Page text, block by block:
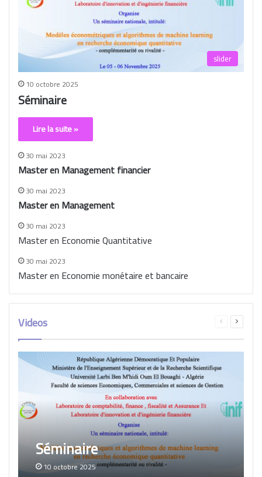
slider
10 octobre 2025
Séminaire
Lire la suite »
30 mai 2023
Master en Management financier
30 mai 2023
Master en Management
30 mai 2023
Master en Economie Quantitative
30 mai 2023
Master en Economie monétaire et bancaire
Videos
Page
Séminaire
10 octobre 2025